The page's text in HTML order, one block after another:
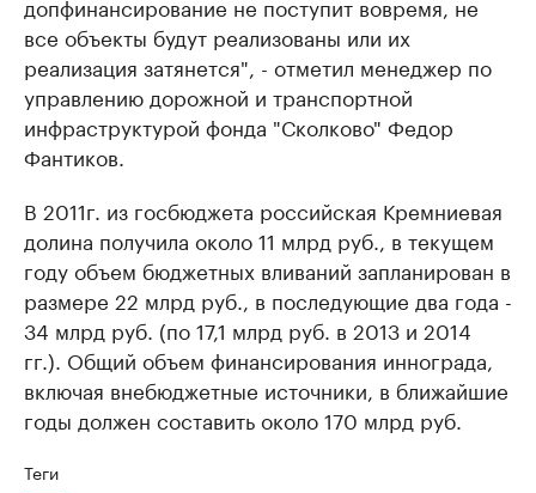
допфинансирование не поступит вовремя, не
все объекты будут реализованы или их
реализация затянется", - отметил менеджер по
управлению дорожной и транспортной
инфраструктурой фонда "Сколково" Федор
Фантиков.
В 2011г. из госбюджета российская Кремниевая
долина получила около 11 млрд руб., в текущем
году объем бюджетных вливаний запланирован в
размере 22 млрд руб., в последующие два года -
34 млрд руб. (по 17,1 млрд руб. в 2013 и 2014
гг.). Общий объем финансирования иннограда,
включая внебюджетные источники, в ближайшие
годы должен составить около 170 млрд руб.
Теги